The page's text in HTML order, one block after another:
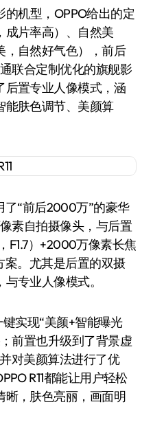
的机型，OPPO给出的定
成片率高）、自然美
，自然好气色），前后
联合定制优化的旗舰影
后置专业人像模式，涵
能肤色调节、美颜算
了“前后2000万”的豪华
素自拍摄像头，与后置
F1.7）+2000万像素长焦
案。尤其是后置的双摄
专业人像模式。
实现“美颜+智能曝光
前置也升级到了背景虚
对美颜算法进行了优
R11都能让用户轻松
晰，肤色亮丽，画面明